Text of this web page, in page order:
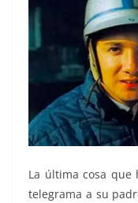
La última cosa
telegrama a su